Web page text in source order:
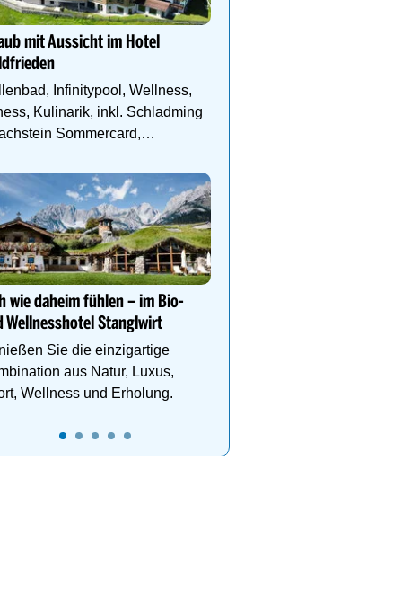
mit Aussicht im Hotel
Infinitypool, Wellness,
Kulinarik, inkl. Schladming
Sommercard,
wie daheim fühlen – im Bio-
Wellnesshotel Stanglwirt
Sie die einzigartige
aus Natur, Luxus,
Wellness und Erholung.